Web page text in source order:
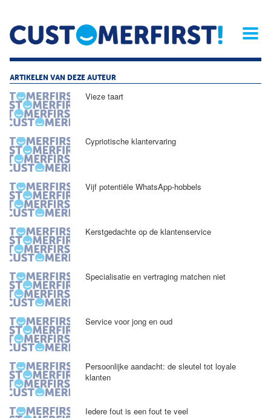
Home Opinie Archief
Magazine
Service
Buyers'Guide
ARTIKELEN VAN DEZE AUTEUR
Vieze taart
Cypriotische klantervaring
Vijf potentiële WhatsApp-hobbels
Kerstgedachte op de klantenservice
Specialisatie en vertraging matchen niet
Service voor jong en oud
Persoonlijke aandacht: de sleutel tot loyale
klanten
Iedere fout is een fout te veel